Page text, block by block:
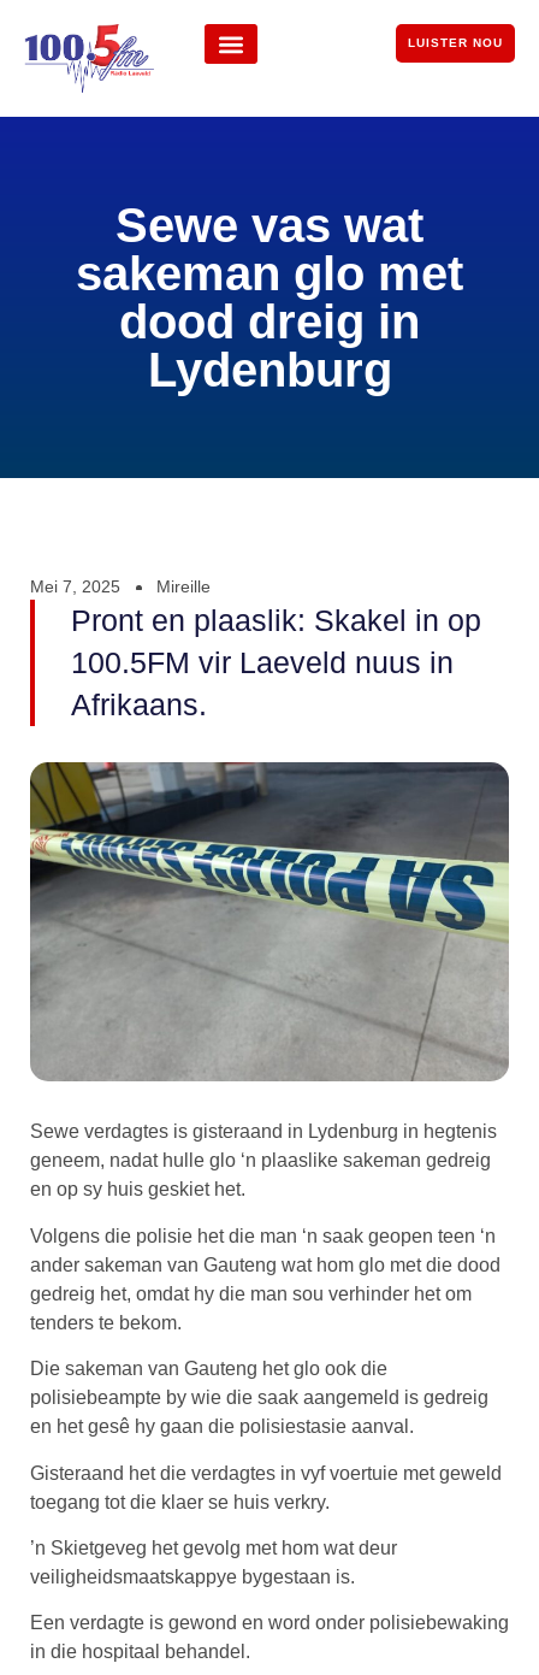
LUISTER NOU
Sewe vas wat
sakeman glo met
dood dreig in
Lydenburg
Mei 7, 2025 Mireille
Pront en plaaslik: Skakel in op
100.5FM vir Laeveld nuus in
Afrikaans.
Sewe verdagtes is gisteraand in Lydenburg in hegtenis
geneem, nadat hulle glo ‘n plaaslike sakeman gedreig
en op sy huis geskiet het.
Volgens die polisie het die man ‘n saak geopen teen ‘n
ander sakeman van Gauteng wat hom glo met die dood
gedreig het, omdat hy die man sou verhinder het om
tenders te bekom.
Die sakeman van Gauteng het glo ook die
polisiebeampte by wie die saak aangemeld is gedreig
en het gesê hy gaan die polisiestasie aanval.
Gisteraand het die verdagtes in vyf voertuie met geweld
toegang tot die klaer se huis verkry.
’n Skietgeveg het gevolg met hom wat deur
veiligheidsmaatskappye bygestaan ​​is.
Een verdagte is gewond en word onder polisiebewaking
in die hospitaal behandel.